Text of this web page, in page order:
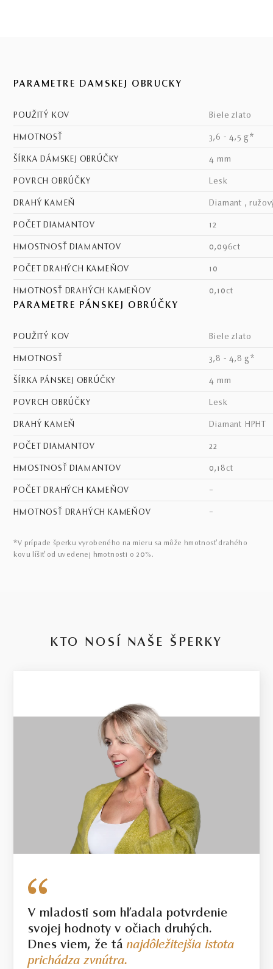
PARAMETRE DÁMSKEJ OBRÚČKY
POUŽITÝ KOV biele zlato
HMOTNOSŤ 3,6 - 4,5 g*
ŠÍRKA DÁMSKEJ OBRÚČKY 4 mm
POVRCH OBRÚČKY lesk
DRAHÝ KAMEŇ diamant ,
POČET DIAMANTOV 12
HMOSTNOSŤ DIAMANTOV 0,096ct
POČET DRAHÝCH KAMEŇOV 10
HMOTNOSŤ DRAHÝCH KAMEŇOV 0,10ct
PARAMETRE PÁNSKEJ OBRÚČKY
POUŽITÝ KOV biele zlato
HMOTNOSŤ 3,8 - 4,8 g*
ŠÍRKA PÁNSKEJ OBRÚČKY 4 mm
POVRCH OBRÚČKY lesk
DRAHÝ KAMEŇ diamant HPHT
POČET DIAMANTOV 22
HMOSTNOSŤ DIAMANTOV 0,18ct
POČET DRAHÝCH KAMEŇOV –
HMOTNOSŤ DRAHÝCH KAMEŇOV –
*V prípade šperku vyrobeného na mieru sa môže hmotnosť drahého
kovu líšiť od uvedenej hmotnosti o 20%.
KTO NOSÍ NAŠE ŠPERKY
V mladosti som hľadala potvrdenie
svojej hodnoty v očiach druhých.
Dnes viem, že tánajdôležitejšia istota
prichádza zvnútra.